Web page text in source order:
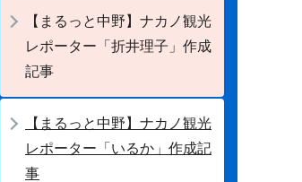
【まるっと中野】ナカノ観光
レポーター「折井理子」作成
記事
【まるっと中野】ナカノ観光
レポーター「いるか」作成記
事